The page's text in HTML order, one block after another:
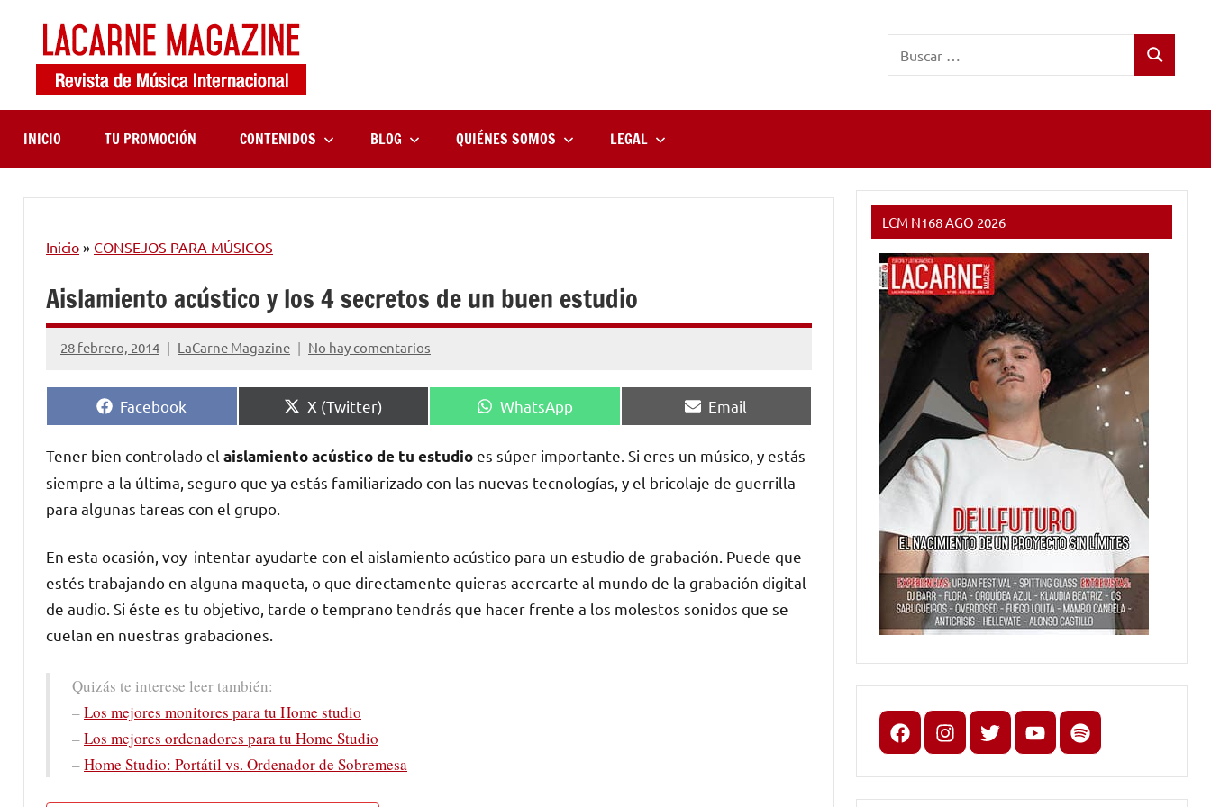
contenido
Magazine
música
internacional
Buscar
INICIO TU PROMOCIÓN CONTENIDOS BLOG QUIÉNES SOMOS LEGAL
Inicio » CONSEJOS PARA MÚSICOS
Aislamiento acústico y los 4 secretos de un buen estudio
28 febrero, 2014 LaCarne Magazine No hay comentarios
Compartir
en
Facebook
Compartir
en
X (Twitter)
Compartir
en
WhatsApp
Compartir
en
Email
Tener bien controlado el aislamiento acústico de tu estudioes súper importante. Si eres un músico, y estás
siempre a la última, seguro que ya estás familiarizado con las nuevas tecnologías, y el bricolaje de guerrilla
para algunas tareas con el grupo.
En esta ocasión, voy intentar ayudarte con el aislamiento acústico para un estudio de grabación. Puede que
estés trabajando en alguna maqueta, o que directamente quieras acercarte al mundo de la grabación digital
de audio. Si éste es tu objetivo, tarde o temprano tendrás que hacer frente a los molestos sonidos que se
cuelan en nuestras grabaciones.
Quizás te interese leer también:
–Los mejores monitores para tu Home studio
–Los mejores ordenadores para tu Home Studio
–Home Studio: Portátil vs. Ordenador de Sobremesa
LCM N168 AGO 2026
FacebookInstagram
X youtubespotify